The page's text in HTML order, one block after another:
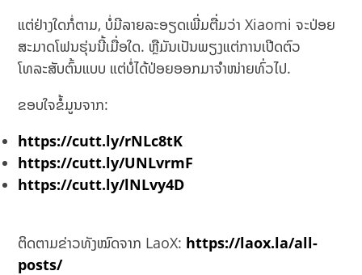
ແຕ່ຢ່າງໃດກໍ່ຕາມ, ບໍ່ມີລາຍລະອຽດເພີ່ມຕື່ມວ່າ Xiaomi ຈະປ່ອຍ
ສະມາດໂຟນຮຸ່ນນີ້ເມື່ອໃດ. ຫຼືມັນເປັນພຽງແຕ່ການເປີດຕົວ
ໂທລະສັບຕົ້ນແບບ ແຕ່ບໍ່ໄດ້ປ່ອຍອອກມາຈຳໜ່າຍທົ່ວໄປ.
ຂອບໃຈຂໍ້ມູນຈາກ:
https://cutt.ly/rNLc8tK
https://cutt.ly/UNLvrmF
https://cutt.ly/lNLvy4D
ຕິດຕາມຂ່າວທັງໝົດຈາກ LaoX: https://laox.la/all-
posts/